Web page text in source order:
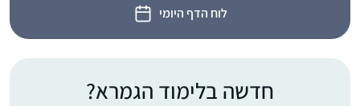
לוח הדף היומי
חדשה בלימוד הגמרא?